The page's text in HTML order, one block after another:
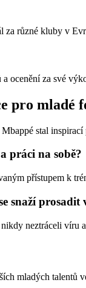
za různé kluby v
ocenění za své
pro mladé
stal
práci na sobě?
přístupem k
snaží prosadit
neztráceli víru
mladých talentů